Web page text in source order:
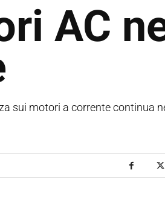
AC
sui motori a corrente continua